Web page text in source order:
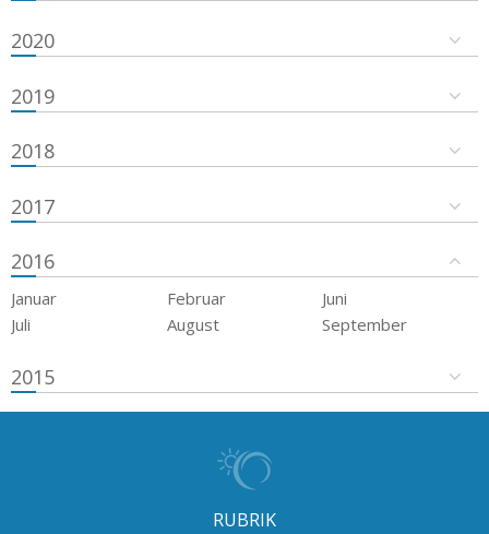
2020
2019
2018
2017
2016
Januar Februar
Juni
Juli
August September
2015
RUBRIK